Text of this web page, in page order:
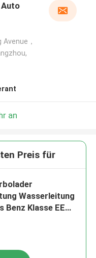
Auto
Avenue，
an
Preis für
Wasserleitung
Benz Klasse EE